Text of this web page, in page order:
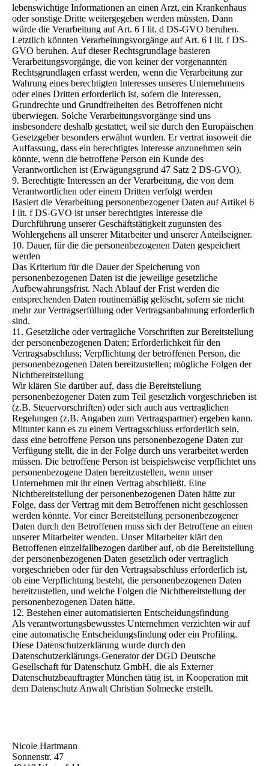
lebenswichtige Informationen an einen Arzt, ein Krankenhaus
oder sonstige Dritte weitergegeben werden müssten. Dann
würde die Verarbeitung auf Art. 6 I lit. d DS-GVO beruhen.
Letztlich könnten Verarbeitungsvorgänge auf Art. 6 I lit. f DS-
GVO beruhen. Auf dieser Rechtsgrundlage basieren
Verarbeitungsvorgänge, die von keiner der vorgenannten
Rechtsgrundlagen erfasst werden, wenn die Verarbeitung zur
Wahrung eines berechtigten Interesses unseres Unternehmens
oder eines Dritten erforderlich ist, sofern die Interessen,
Grundrechte und Grundfreiheiten des Betroffenen nicht
überwiegen. Solche Verarbeitungsvorgänge sind uns
insbesondere deshalb gestattet, weil sie durch den Europäischen
Gesetzgeber besonders erwähnt wurden. Er vertrat insoweit die
Auffassung, dass ein berechtigtes Interesse anzunehmen sein
könnte, wenn die betroffene Person ein Kunde des
Verantwortlichen ist (Erwägungsgrund 47 Satz 2 DS-GVO).
9. Berechtigte Interessen an der Verarbeitung, die von dem
Verantwortlichen oder einem Dritten verfolgt werden
Basiert die Verarbeitung personenbezogener Daten auf Artikel 6
I lit. f DS-GVO ist unser berechtigtes Interesse die
Durchführung unserer Geschäftstätigkeit zugunsten des
Wohlergehens all unserer Mitarbeiter und unserer Anteilseigner.
10. Dauer, für die die personenbezogenen Daten gespeichert
werden
Das Kriterium für die Dauer der Speicherung von
personenbezogenen Daten ist die jeweilige gesetzliche
Aufbewahrungsfrist. Nach Ablauf der Frist werden die
entsprechenden Daten routinemäßig gelöscht, sofern sie nicht
mehr zur Vertragserfüllung oder Vertragsanbahnung erforderlich
sind.
11. Gesetzliche oder vertragliche Vorschriften zur Bereitstellung
der personenbezogenen Daten; Erforderlichkeit für den
Vertragsabschluss; Verpflichtung der betroffenen Person, die
personenbezogenen Daten bereitzustellen; mögliche Folgen der
Nichtbereitstellung
Wir klären Sie darüber auf, dass die Bereitstellung
personenbezogener Daten zum Teil gesetzlich vorgeschrieben ist
(z.B. Steuervorschriften) oder sich auch aus vertraglichen
Regelungen (z.B. Angaben zum Vertragspartner) ergeben kann.
Mitunter kann es zu einem Vertragsschluss erforderlich sein,
dass eine betroffene Person uns personenbezogene Daten zur
Verfügung stellt, die in der Folge durch uns verarbeitet werden
müssen. Die betroffene Person ist beispielsweise verpflichtet uns
personenbezogene Daten bereitzustellen, wenn unser
Unternehmen mit ihr einen Vertrag abschließt. Eine
Nichtbereitstellung der personenbezogenen Daten hätte zur
Folge, dass der Vertrag mit dem Betroffenen nicht geschlossen
werden könnte. Vor einer Bereitstellung personenbezogener
Daten durch den Betroffenen muss sich der Betroffene an einen
unserer Mitarbeiter wenden. Unser Mitarbeiter klärt den
Betroffenen einzelfallbezogen darüber auf, ob die Bereitstellung
der personenbezogenen Daten gesetzlich oder vertraglich
vorgeschrieben oder für den Vertragsabschluss erforderlich ist,
ob eine Verpflichtung besteht, die personenbezogenen Daten
bereitzustellen, und welche Folgen die Nichtbereitstellung der
personenbezogenen Daten hätte.
12. Bestehen einer automatisierten Entscheidungsfindung
Als verantwortungsbewusstes Unternehmen verzichten wir auf
eine automatische Entscheidungsfindung oder ein Profiling.
Diese Datenschutzerklärung wurde durch den
Datenschutzerklärungs-Generator der DGD Deutsche
Gesellschaft für Datenschutz GmbH, die als Externer
Datenschutzbeauftragter München tätig ist, in Kooperation mit
dem Datenschutz Anwalt Christian Solmecke erstellt.
Nicole Hartmann
Sonnenstr. 47